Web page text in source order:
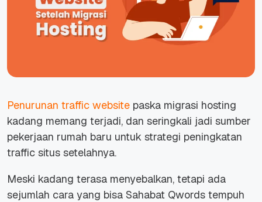
Penurunan traffic website paska migrasi hosting
kadang memang terjadi, dan seringkali jadi sumber
pekerjaan rumah baru untuk strategi peningkatan
traffic situs setelahnya.
Meski kadang terasa menyebalkan, tetapi ada
sejumlah cara yang bisa Sahabat Qwords tempuh